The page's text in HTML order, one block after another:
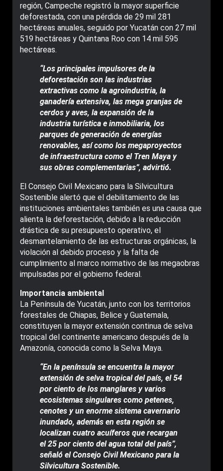
región, Campeche registró la mayor superficie
deforestada, con una pérdida de 29 mil 281
hectáreas anuales, seguido por Yucatán con 27 mil
519 hectáreas y Quintana Roo con 14 mil 595
hectáreas.
“Los principales impulsores de la
deforestación son las industrias
extractivas como la agroindustria, la
ganadería extensiva, las mega granjas de
cerdos y aves, la expansión de la
industria turística e inmobiliaria, los
parques de generación de energías
renovables, así como los megaproyectos
de infraestructura como el Tren Maya y
sus obras complementarias”, advirtió.
El Consejo Civil Mexicano para la Silvicultura
Sostenible alertó que el debilitamiento de las
instituciones ambientales también es una causa que
alienta la deforestación, debido a la reducción
drástica de su presupuesto operativo, el
desmantelamiento de las estructuras orgánicas, la
violación al debido proceso y la falta de
cumplimiento al marco normativo de las megaobras
impulsadas por el gobierno federal.
Importancia ambiental
La Península de Yucatán, junto con los territorios
forestales de Chiapas, Belice y Guatemala,
constituyen la mayor extensión continua de selva
tropical del continente americano después de la
Amazonía, conocida como la Selva Maya.
“En la península se encuentra la mayor
extensión de selva tropical del país, el 54
por ciento de los manglares y varios
ecosistemas singulares como petenes,
cenotes y un enorme sistema cavernario
inundado, además en esta región se
localizan cuatro acuíferos que recargan
el 25 por ciento del agua total del país”,
señaló el Consejo Civil Mexicano para la
Silvicultura Sostenible.